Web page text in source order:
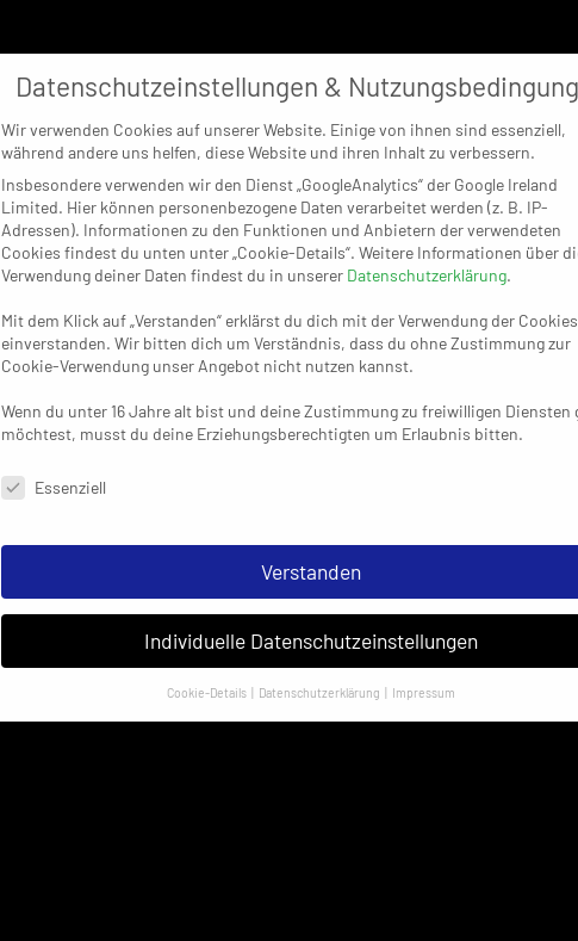
Datenschutzeinstellungen &
Wir verwenden Cookies auf unserer Website. Einige von ihnen sind essenziell,
während andere uns helfen, diese Website und ihren Inhalt zu verbessern.
Insbesondere verwenden wir den Dienst „GoogleAnalytics“ der Google Ireland
Limited. Hier können personenbezogene Daten verarbeitet werden (z. B. IP-
Adressen). Informationen zu den Funktionen und Anbietern der verwendeten
Cookies findest du unten unter „Cookie-Details“. Weitere Informationen über
Verwendung deiner Daten findest du in unserer Datenschutzerklärung.
Mit dem Klick auf „Verstanden“ erklärst du dich mit der Verwendung der Cookies
einverstanden. Wir bitten dich um Verständnis, dass du ohne Zustimmung zur
Cookie-Verwendung unser Angebot nicht nutzen kannst.
Wenn du unter 16 Jahre alt bist und deine Zustimmung zu freiwilligen Diensten
möchtest, musst du deine Erziehungsberechtigten um Erlaubnis bitten.
Datenschutzeinstellungen & Nutzungsbedingungen
Essenziell
Verstanden
Individuelle Datenschutzeinstellungen
Cookie-Details Datenschutzerklärung Impressum
Datenschutzeinstellungen